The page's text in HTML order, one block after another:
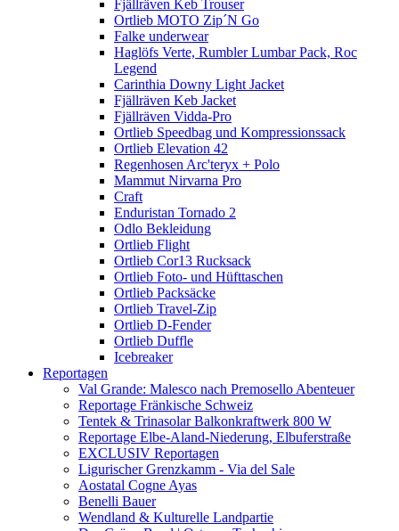
Fjällräven Keb Trouser
Ortlieb MOTO Zip´N Go
Falke underwear
Haglöfs Verte, Rumbler Lumbar Pack, Roc
Legend
Carinthia Downy Light Jacket
Fjällräven Keb Jacket
Fjällräven Vidda-Pro
Ortlieb Speedbag und Kompressionssack
Ortlieb Elevation 42
Regenhosen Arc'teryx + Polo
Mammut Nirvarna Pro
Craft
Enduristan Tornado 2
Odlo Bekleidung
Ortlieb Flight
Ortlieb Cor13 Rucksack
Ortlieb Foto- und Hüfttaschen
Ortlieb Packsäcke
Ortlieb Travel-Zip
Ortlieb D-Fender
Ortlieb Duffle
Icebreaker
Reportagen
Val Grande: Malesco nach Premosello Abenteuer
Reportage Fränkische Schweiz
Tentek & Trinasolar Balkonkraftwerk 800 W
Reportage Elbe-Aland-Niederung, Elbuferstraße
EXCLUSIV Reportagen
Ligurischer Grenzkamm - Via del Sale
Aostatal Cogne Ayas
Benelli Bauer
Wendland & Kulturelle Landpartie